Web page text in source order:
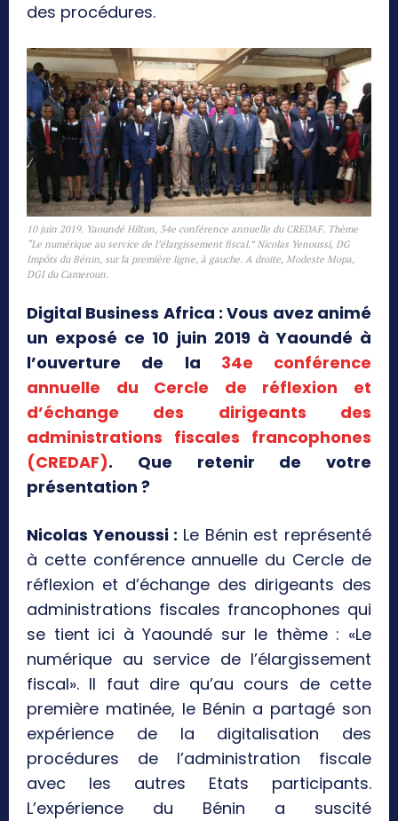
des procédures.
10 juin 2019. Yaoundé Hilton, 34e conférence annuelle du CREDAF. Thème
“Le numérique au service de l’élargissement fiscal.”Nicolas Yenoussi, DG
Impôts du Bénin, sur la première ligne, à gauche. A droite, Modeste Mopa,
DGI du Cameroun.
Digital Business Africa : Vous avez animé
un exposé ce 10 juin 2019 à Yaoundé à
l’ouverture de la 34e conférence
annuelle du Cercle de réflexion et
d’échange des dirigeants des
administrations fiscales francophones
(CREDAF). Que retenir de votre
présentation ?
Nicolas Yenoussi : Le Bénin est représenté
à cette conférence annuelle du Cercle de
réflexion et d’échange des dirigeants des
administrations fiscales francophones qui
se tient ici à Yaoundé sur le thème : «Le
numérique au service de l’élargissement
fiscal». Il faut dire qu’au cours de cette
première matinée, le Bénin a partagé son
expérience de la digitalisation des
procédures de l’administration fiscale
avec les autres Etats participants.
L’expérience du Bénin a suscité